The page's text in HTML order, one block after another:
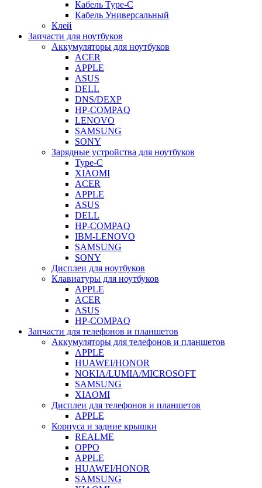
Кабель Type-C
Кабель Универсальный
Клей
Запчасти для ноутбуков
Аккумуляторы для ноутбуков
ACER
APPLE
ASUS
DELL
DNS/DEXP
HP-COMPAQ
LENOVO
SAMSUNG
SONY
Зарядные устройства для ноутбуков
Type-C
XIAOMI
ACER
APPLE
ASUS
DELL
HP-COMPAQ
IBM-LENOVO
SAMSUNG
SONY
Дисплеи для ноутбуков
Клавиатуры для ноутбуков
APPLE
ACER
ASUS
HP-COMPAQ
Запчасти для телефонов и планшетов
Аккумуляторы для телефонов и планшетов
APPLE
HUAWEI/HONOR
NOKIA/LUMIA/MICROSOFT
SAMSUNG
XIAOMI
Дисплеи для телефонов и планшетов
APPLE
Корпуса и задние крышки
REALME
OPPO
APPLE
HUAWEI/HONOR
SAMSUNG